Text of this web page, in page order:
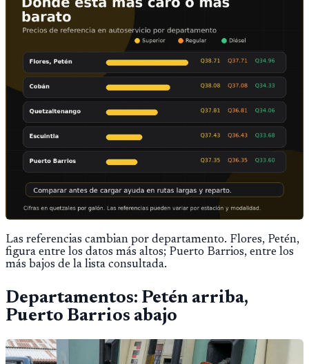
Las referencias cambian por departamento. Flores, Petén,
figura entre los datos más altos; Puerto Barrios, entre los
más bajos de la lista consultada.
Departamentos: Petén arriba,
Puerto Barrios abajo